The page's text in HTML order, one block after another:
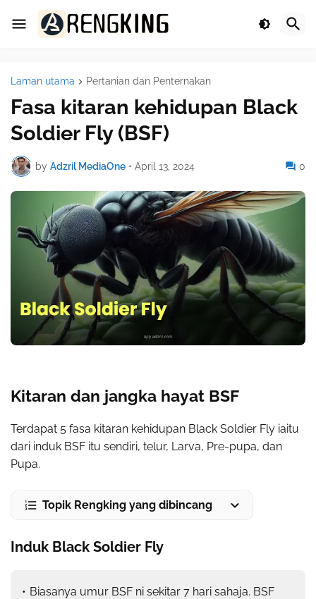
Laman utama Pertanian dan Penternakan
Fasa kitaran kehidupan Black
Soldier Fly (BSF)
by Adzril MediaOne • April 13, 2024 0
Kitaran dan jangka hayat BSF
Terdapat 5 fasa kitaran kehidupan Black Soldier Fly iaitu
dari induk BSF itu sendiri, telur, Larva, Pre-pupa, dan
Pupa.
Topik Rengking yang dibincang
Induk Black Soldier Fly
Biasanya umur BSF ni sekitar 7 hari sahaja. BSF